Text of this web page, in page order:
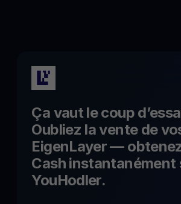
Ça vaut le coup
Oubliez la vente de
EigenLayer—
Cash instantanément
YouHodler.